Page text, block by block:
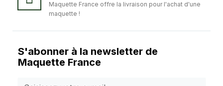
Maquette France offre la livraison pour l'achat d'une
maquette !
S'abonner à la newsletter de
Maquette France